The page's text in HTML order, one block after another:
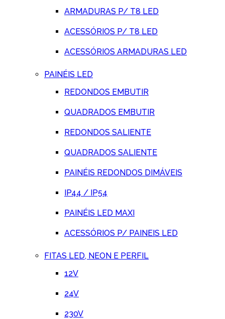
ARMADURAS P/ T8 LED
ACESSÓRIOS P/ T8 LED
ACESSÓRIOS ARMADURAS LED
PAINÉIS LED
REDONDOS EMBUTIR
QUADRADOS EMBUTIR
REDONDOS SALIENTE
QUADRADOS SALIENTE
PAINÉIS REDONDOS DIMÁVEIS
IP44 / IP54
PAINÉIS LED MAXI
ACESSÓRIOS P/ PAINEIS LED
FITAS LED, NEON E PERFIL
12V
24V
230V